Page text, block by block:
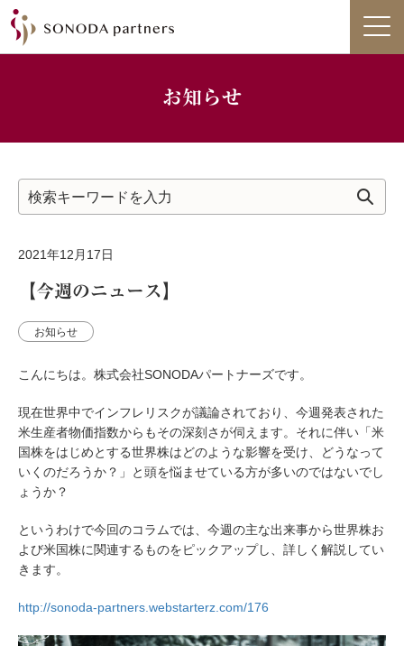
お知らせ
2021年12月17日
【今週のニュース】
お知らせ
こんにちは。株式会社SONODAパートナーズです。
現在世界中でインフレリスクが議論されており、今週発表された
米生産者物価指数からもその深刻さが伺えます。それに伴い「米
国株をはじめとする世界株はどのような影響を受け、どうなって
いくのだろうか？」と頭を悩ませている方が多いのではないでし
ょうか？
というわけで今回のコラムでは、今週の主な出来事から世界株お
よび米国株に関連するものをピックアップし、詳しく解説してい
きます。
http://sonoda-partners.webstarterz.com/176